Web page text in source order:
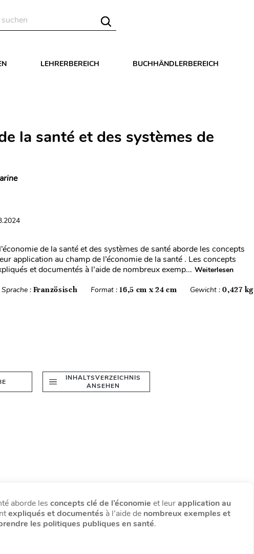
LEHRERBEREICH BUCHHÄNDLERBEREICH
la santé et des systèmes de
de la santé et des systèmes de santé aborde les concepts
application au champ de l’économie de la santé . Les concepts
et documentés à l’aide de nombreux exemp... Weiterlesen
Sprache : Französisch Format :16,5 cm x 24 cm Gewicht :0,427 kg
INHALTSVERZEICHNIS
ANSEHEN
aborde les concepts clé de l’économie et leurapplication au
expliqués et documentés à l’aide de nombreux exemples et
les politiques publiques en santé.